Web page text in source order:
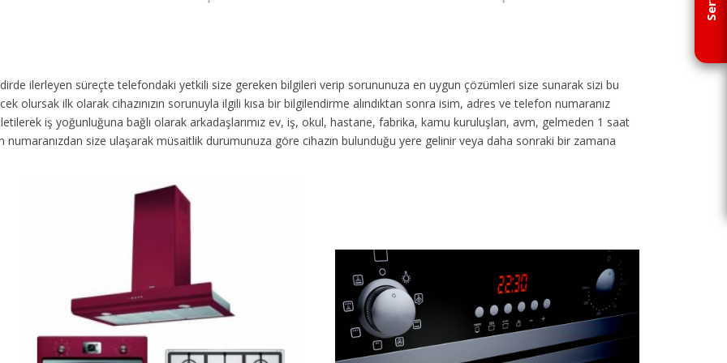
ilerleyen süreçte telefondaki yetkili size gereken bilgileri verip sorununuza en uygun çözümleri size sunarak sizi bu
olursak ilk olarak cihazınızın sorunuyla ilgili kısa bir bilgilendirme alındıktan sonra isim, adres ve telefon numaranız
iş yoğunluğuna bağlı olarak arkadaşlarımız ev, iş, okul, hastane, fabrika, kamu kuruluşları, avm, gelmeden 1 saat
size ulaşarak müsaitlik durumunuza göre cihazın bulunduğu yere gelinir veya daha sonraki bir zamana